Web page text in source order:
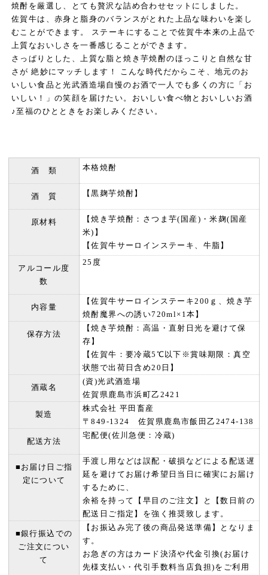
焼酎を厳選し、とても贅沢な詰め合わせセットにしました。
佐賀牛は、赤身と脂身のバランスがとれた上品な味わいを楽し
むことができます。 ステーキにすることで佐賀牛本来の上品で
上質なおいしさを一番感じることができます。
さっぱりとした、上質な脂と焼き芋焼酎のほっこりと自然な甘
さが 絶妙にマッチします！ こんな時代だからこそ、地元のお
いしい食品と光武酒造場自慢のお酒で一人でも多くの方に「お
いしい！」の笑顔を届けたい。おいしい食べ物とおいしいお酒
♪至福のひとときをお楽しみください。
酒 類 本格焼酎
酒 質 【黒麹芋焼酎】
原材料
【焼き芋焼酎：さつま芋(国産)・米麹(国産
米)】
【佐賀牛サーロインステーキ、牛脂】
アルコール度
数
25度
内容量
【佐賀牛サーロインステーキ200ｇ、焼き芋
焼酎魔界への誘い720ml×1本】
保存方法
【焼き芋焼酎：高温・直射日光を避けて保
存】
【佐賀牛：要冷蔵5℃以下※賞味期限：真空
状態で出荷日含め20日】
酒蔵名
(資)光武酒造場
佐賀県鹿島市浜町乙2421
製造
株式会社 平田畜産
〒849-1324 佐賀県鹿島市飯田乙2474-138
配送方法
宅配便(佐川急便：冷蔵)
■お届け日ご指
定について
手渡し用などは誤配・破損などによる配送遅
延を避けてお届け希望日当日に確実にお届け
するために、
余裕を持って【早目のご注文】と【数日前の
配送日ご指定】を強く推奨致します。
■銀行振込での
ご注文につい
て
【お振込み完了後の商品発送準備】となりま
す。
お急ぎの方はカード決済や代金引換(お届け
先様支払い・代引手数料当店負担)をご利用